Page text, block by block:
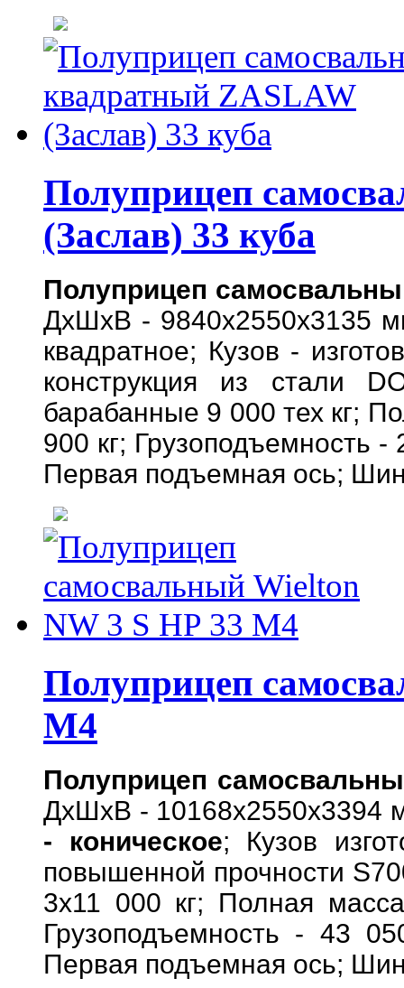
Полуприцеп
(Заслав) 33 куба
Полуприцеп
ДхШхВ - 9840х2550х3135
квадратное; Кузов -
конструкция из
барабанные 9 000 тех кг;
900 кг; Грузоподъемность
Первая подъемная ось;
Полуприцеп
M4
Полуприцеп
ДхШхВ - 10168х2550х3394
- коническое; Кузов
повышенной прочности
3х11 000 кг; Полная
Грузоподъемность - 43
Первая подъемная ось;